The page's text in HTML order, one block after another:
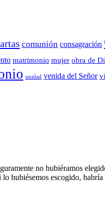
comunión consagración
matrimonio mujer obra de
unidad venida del Señor
no hubiéramos
lo hubiésemos escogido,